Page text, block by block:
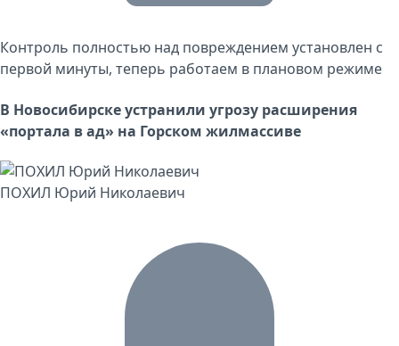
Контроль полностью над повреждением установлен с
первой минуты, теперь работаем в плановом режиме
В Новосибирске устранили угрозу расширения
«портала в ад» на Горском жилмассиве
ПОХИЛ Юрий Николаевич